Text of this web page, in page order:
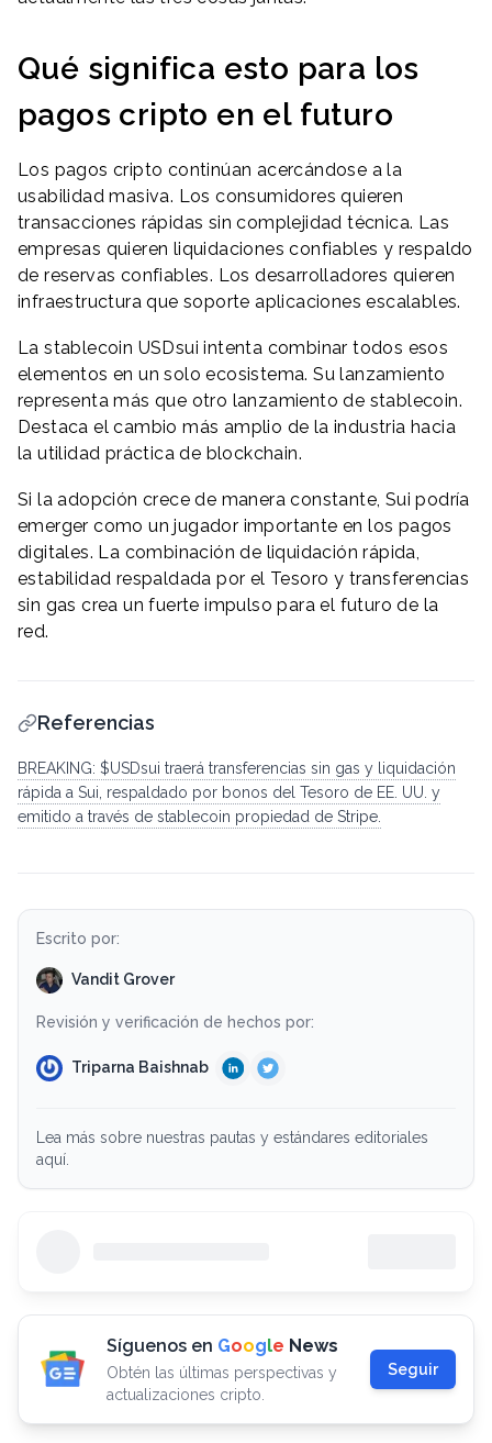
Qué significa esto para los
pagos cripto en el futuro
Los pagos cripto continúan acercándose a la
usabilidad masiva. Los consumidores quieren
transacciones rápidas sin complejidad técnica. Las
empresas quieren liquidaciones confiables y respaldo
de reservas confiables. Los desarrolladores quieren
infraestructura que soporte aplicaciones escalables.
La stablecoin USDsui intenta combinar todos esos
elementos en un solo ecosistema. Su lanzamiento
representa más que otro lanzamiento de stablecoin.
Destaca el cambio más amplio de la industria hacia
la utilidad práctica de blockchain.
Si la adopción crece de manera constante, Sui podría
emerger como un jugador importante en los pagos
digitales. La combinación de liquidación rápida,
estabilidad respaldada por el Tesoro y transferencias
sin gas crea un fuerte impulso para el futuro de la
red.
Referencias
BREAKING: $USDsui traerá transferencias sin gas y liquidación
rápida a Sui, respaldado por bonos del Tesoro de EE. UU. y
emitido a través de stablecoin propiedad de Stripe.
Escrito por:
Vandit Grover
Revisión y verificación de hechos por:
Triparna Baishnab
Lea más sobre nuestras pautas y estándares editoriales
aquí.
Síguenos en Google News
Obtén las últimas perspectivas y
actualizaciones cripto.
Seguir